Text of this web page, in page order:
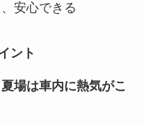
安心できる
ント
場は車内に熱気がこ